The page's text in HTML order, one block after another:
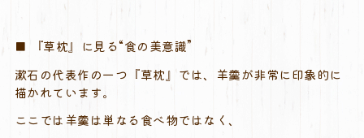
■ 『草枕』に見る“食の美意識”
漱石の代表作の一つ『草枕』では、羊羹が非常に印象的に
描かれています。
ここでは羊羹は単なる食べ物ではなく、